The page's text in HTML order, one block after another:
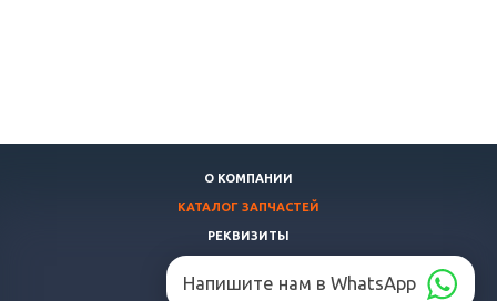
О КОМПАНИИ
КАТАЛОГ ЗАПЧАСТЕЙ
РЕКВИЗИТЫ
НАШ СКЛАД
Напишите нам в WhatsApp